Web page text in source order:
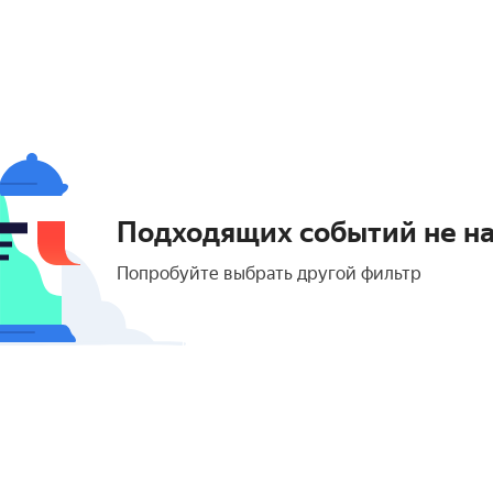
Подходящих событий не
Попробуйте выбрать другой фильтр